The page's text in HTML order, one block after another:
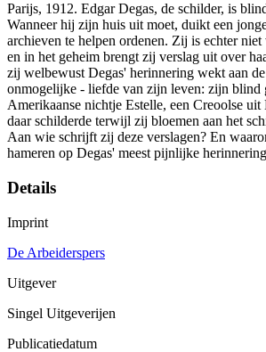
Parijs, 1912. Edgar Degas, de schilder, is
Wanneer hij zijn huis uit moet, duikt een
archieven te helpen ordenen. Zij is echter
en in het geheim brengt zij verslag uit over
zij welbewust Degas' herinnering wekt aan
onmogelijke - liefde van zijn leven: zijn blind
Amerikaanse nichtje Estelle, een Creoolse
daar schilderde terwijl zij bloemen aan het
Aan wie schrijft zij deze verslagen? En
hameren op Degas' meest pijnlijke
Details
Imprint
De Arbeiderspers
Uitgever
Singel Uitgeverijen
Publicatiedatum